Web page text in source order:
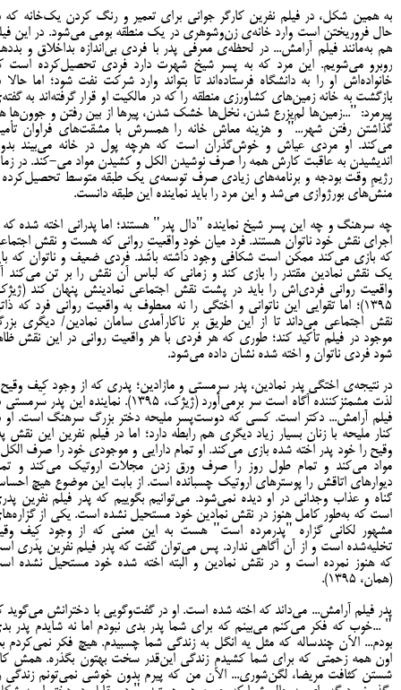
به همین شکل، در فیلم نفرین کارگر جوانی برای تعمیر و رنگ کردن یک‌خانه که
حال فروریختن است وارد خانه‌ی زن‌وشوهری در یک منطقه بومی می‌شود. در این
هم به‌مانند فیلم آرامش... در لحظه‌ی معرفی پدر با فردی بی‌اندازه بداخلاق و
روبرو می‌شویم. این مرد که به پسر شیخ شهرت دارد فردی تحصیل‌کرده است
خانواده‌اش او را به دانشگاه فرستاده‌اند تا بتواند وارد شرکت نفت شود؛ اما حالا
بازگشت به خانه زمین‌های کشاورزی منطقه را که در مالکیت او قرار گرفته‌اند به
پیرمرد: "...زمین‌ها لم‌یزرع شدن، نخل‌ها خشک شدن، پیرها از بین رفتن و جوون‌ها
گذاشتن رفتن شهر..." و هزینه معاش خانه را همسرش با مشقت‌های فراوان
می‌کند. او مردی عیاش و خوش‌گذران است که هرچه پول در خانه می‌بیند
اندیشیدن به عاقبت کارش همه را صرف نوشیدن الکل و کشیدن مواد می-کند. در
رژیمِ وقت بودجه و برنامه‌های زیادی صرف توسعه‌ی یک طبقه متوسط تحصیل‌کرده
منش‌های بورژوازی می‌شد و این مرد را باید نماینده این طبقه‌ دانست.
چه سرهنگ و چه این پسر شیخ نماینده "دال پدر" هستند؛ اما پدرانی اخته شده که
اجرای نقش خود ناتوان هستند. فرد میان خودِ واقعیتِ روانی که هست و نقش
که بازی می‌کند ممکن است شکافی وجود داشته باشد. فردی ضعیف و ناتوان که
یک نقش نمادین مقتدر را بازی کند و زمانی که لباس آن نقش را بر تن می‌کند
واقعیت روانی فردی‌اش را باید در پشت نقش اجتماعی نمادینش پنهان کند
1395)؛ اما تقوایی این ناتوانی و اختگی را نه معطوف به واقعیت روانی فرد که
نقش اجتماعی می‌داند تا از این طریق بر ناکارآمدی سامان نمادین/ دیگری
موجود در فیلم تأکید کند؛ طوری که هر فردی با هر واقعیت روانی در این نقش
شود فردی ناتوان و اخته شده نشان داده می‌شود.
در نتیجه‌ی اختگی پدر نمادین، پدر سرمستی و مازادین؛ پدری که از وجود کِیف
لذت مشمئزکننده آگاه است سر برمی‌آورد (ژیژک، 1395). نماینده این پدر
فیلم آرامش... دکتر است. کسی که دوست‌پسر ملیحه دختر بزرگ سرهنگ است. او
کنار ملیحه با زنان بسیار زیاد دیگری هم رابطه دارد؛ اما در فیلم نفرین این نقش
وقیح را خود پدر اخته شده بازی می‌کند. او تمام دارایی و موجودی خود را صرف
مواد می‌کند و تمام طول روز را صرف ورق زدن مجلات اروتیک می‌کند و
دیوارهای اتاقش را پوسترهای اروتیک چسبانده است. از بابت این موضوع هیچ
گناه و عذاب وجدانی در او دیده نمی‌شود. می‌توانیم بگوییم که پدر فیلم نفرین
است که به‌طور کامل هنوز در نقش نمادین خود مستحیل نشده است. یکی از
مشهور لکانی گزاره "پدرمرده است" هست به‌ این معنی که از وجود کِیف
تخلیه‌شده است و از آن آگاهی ندارد. پس می‌توان گفت که پدر فیلم نفرین پدری
که هنوز نمرده است و در نقش نمادین و البته اخته شده خود مستحیل نشده
(همان، 1395).
پدر فیلم آرامش... می‌داند که اخته شده است. او در گفت‌وگویی با دخترانش می‌گوید
" ...خوب که فکر می‌کنم می‌بینم که برای شما پدر بدی نبودم اما نه شایدم پدر
بودم... الآن چندساله که مثل یه انگل به زندگی شما چسبیدم. هیچ فکر نمی‌کردم
اون همه زحمتی که برای شما کشیدم زندگی این‌قدر سخت بهتون بگذره. همش
شستن کثافت مریضا، لگن‌شوری... الآن من که پیرم بدون خوشی نمی‌تونم زندگی